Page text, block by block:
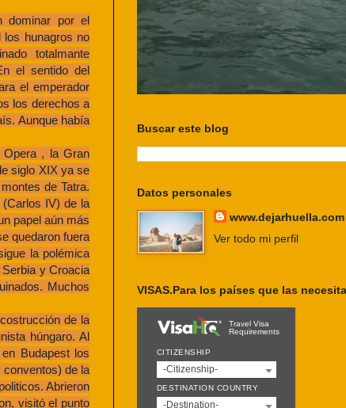
dominar por el
los hunagros no
totalmante
el sentido del
el emperador
los derechos a
Aunque había
Opera , la Gran
siglo XIX ya se
de Tatra.
IV) de la
papel aún más
quedaron fuera
la polémica
y Croacia
Muchos
de la
húngaro. Al
Budapest los
conventos) de la
Abrieron
visitó el punto
Buscar este blog
Datos personales
www.dejarhuella.com
Ver todo mi perfil
VISAS.Para los países que las
Travel Visa
Requirements
CITIZENSHIP
-Citizenship-
DESTINATION COUNTRY
-Destination-